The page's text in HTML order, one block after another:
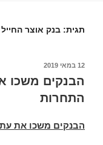
תגית: בנק אוצר
פורסם
12 במאי 2019
הבנקים משכו
התחרות
הבנקים משכו את